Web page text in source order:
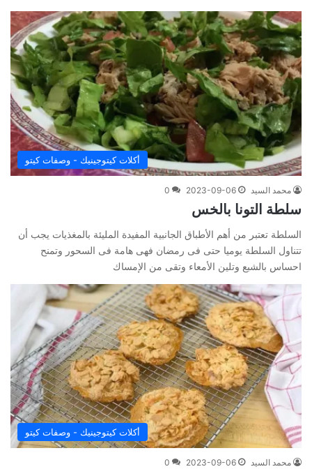
أكلات كيتوجينيك - وصفات كيتو
محمد السيد 2023-09-06
0
سلطة التونا بالخس
السلطة تعتبر من أهم الأطباق الجانبية المفيدة المليئة بالمغذيات يجب أن
تتناول السلطة يوميا حتى فى رمضان فهى هامة فى السحور وتمنح
احساس بالشبع وتلين الأمعاء وتقى من الإمساك
أكلات كيتوجينيك - وصفات كيتو
محمد السيد 2023-09-06
0